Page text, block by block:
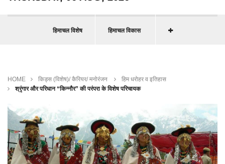
हिमाचल विशेष हिमाचल विकास
HOME किड्स (विशेष)/ कैरियर/ मनोरंजन
हिम धरोहर व इतिहास
श्रृंगार और परिधान “किन्नौर” की परंपरा के विशेष परिचायक